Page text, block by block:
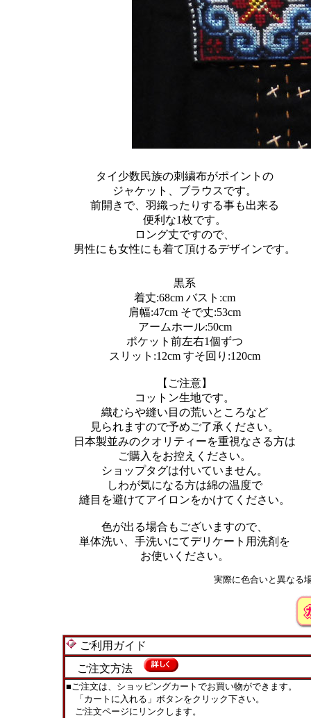
タイ少数民族の刺繍布がポイントの
ジャケット、ブラウスです。
前開きで、羽織ったりする事も出来る
便利な1枚です。
ロング丈ですので、
男性にも女性にも着て頂けるデザインです。
黒系
着丈:68cm バスト:cm
肩幅:47cm そで丈:53cm
アームホール:50cm
ポケット前左右1個ずつ
スリット:12cm すそ回り:120cm
【ご注意】
コットン生地です。
織むらや縫い目の荒いところなど
見られますので予めご了承ください。
日本製並みのクオリティーを重視なさる方は
ご購入をお控えください。
ショップタグは付いていません。
しわが気になる方は綿の温度で
縫目を避けてアイロンをかけてください。
色が出る場合もございますので、
単体洗い、手洗いにてデリケート用洗剤を
お使いください。
実際に色合いと異なる
ご利用ガイド
ご注文方法
■ご注文は、ショッピングカートでお買い物ができます。
「カートに入れる」ボタンをクリック下さい。
ご注文ページにリンクします。